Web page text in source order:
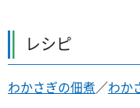
レシピ
わかさぎの佃煮／わか